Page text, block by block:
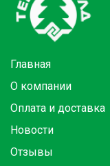
Главная
О компании
Оплата и доставка
Новости
Отзывы